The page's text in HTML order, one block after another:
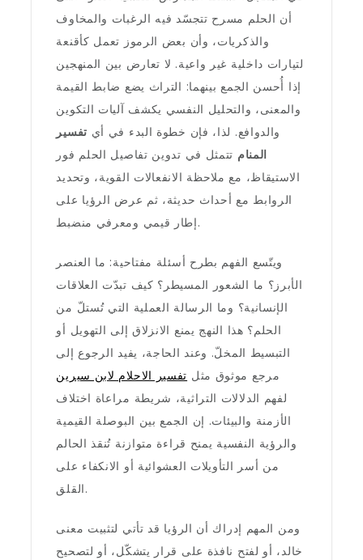
أن الحلم مسرح تتجسّد فيه الرغبات والمخاوف
والذكريات، وأن بعض الرموز تعمل كأقنعة
لتيارات داخلية غير واعية. لا تعارض بين المنهجين
إذا أُحسن الجمع بينهما: التراث يضع ضابط القيمة
والمعنى، والتحليل النفسي يكشف آليات التكوين
والدوافع. لذا، فإن خطوة البدء في أي تفسير
المنام تتمثل في تدوين تفاصيل الحلم فور
الاستيقاظ، مع ملاحظة الانفعالات القوية، وتحديد
الروابط مع أحداث حديثة، ثم عرض الرؤيا على
إطار قيمي ومعرفي منضبط.
ويتّسع الفهم بطرح أسئلة مفتاحية: ما العنصر
الأبرز؟ ما الشعور المسيطر؟ كيف تبدّت العلاقات
الإنسانية؟ وما الرسالة العملية التي تُستلّ من
الحلم؟ هذا النهج يمنع الانزلاق إلى التهويل أو
التبسيط المخلّ. وعند الحاجة، يفيد الرجوع إلى
مرجع موثوق مثل تفسير الاحلام لابن سيرين
لفهم الدلالات التراثية، شريطة مراعاة اختلاف
الأزمنة والبيئات. إن الجمع بين البوصلة القيمية
والرؤية النفسية يمنح قراءة متوازنة تُنقذ الحالم
من أسر التأويلات العشوائية أو الانكفاء على
القلق.
ومن المهم إدراك أن الرؤيا قد تأتي لتثبيت معنى
خالد، أو لفتح نافذة على قرار يتشكّل، أو لتصحيح